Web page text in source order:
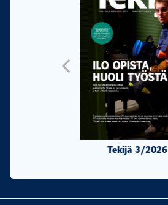
Tekijä 3/2026